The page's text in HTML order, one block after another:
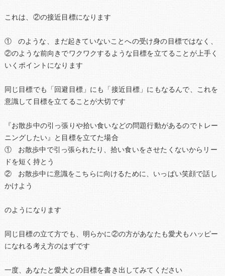
これは、②の接近目標になります
① のような、まだ起きていないことへの受け身の目標ではなく、
②のような前向きでワクワクするような目標を立てることが上手く
いくポイントになります
同じ目標でも「回避目標」にも「接近目標」にもなるんで、これを
意識して目標を立てることが大切です
『お散歩中の引っ張りや拾い食いなどの問題行動があるのでトレー
ニングしたい』と目標を立てた場合
① お散歩中で引っ張られたり、拾い食いをさせたくないからリー
ドを短く持とう
② お散歩中に意識をこちらに向けるために、いっぱい笑顔で話し
かけよう
のようになります
同じ目標の立て方でも、明らかに②の方があなたも愛犬もハッピー
になれる考え方のはずです
一度、あなたと愛犬との目標を書き出してみてください